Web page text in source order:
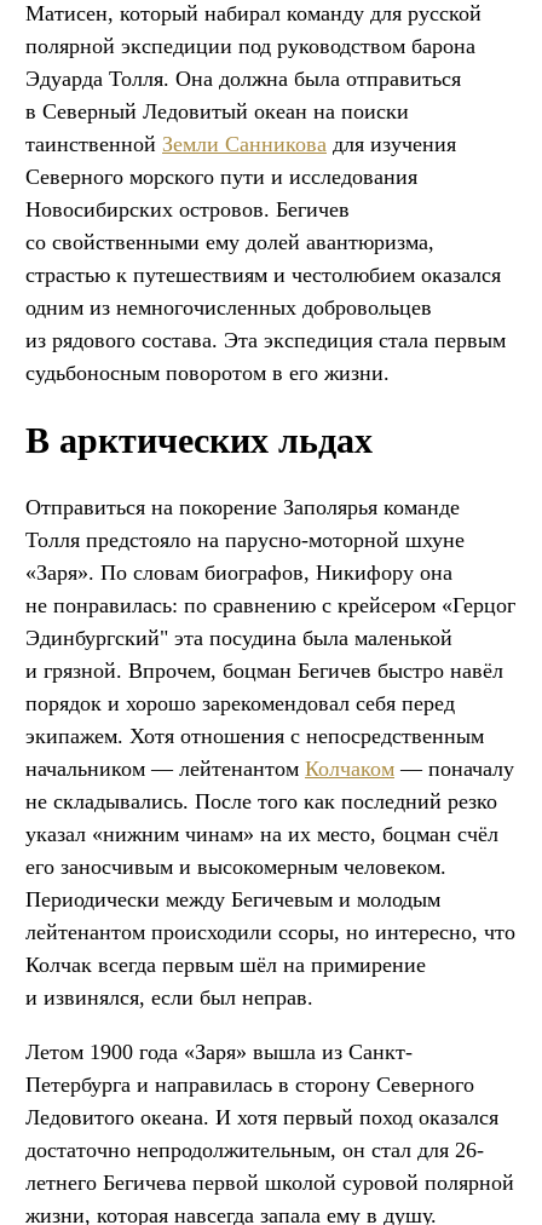
Матисен, который набирал команду для русской
полярной экспедиции под руководством барона
Эдуарда Толля. Она должна была отправиться
в Северный Ледовитый океан на поиски
таинственной Земли Санникова для изучения
Северного морского пути и исследования
Новосибирских островов. Бегичев
со свойственными ему долей авантюризма,
страстью к путешествиям и честолюбием оказался
одним из немногочисленных добровольцев
из рядового состава. Эта экспедиция стала первым
судьбоносным поворотом в его жизни.
В арктических льдах
Отправиться на покорение Заполярья команде
Толля предстояло на парусно-моторной шхуне
«Заря». По словам биографов, Никифору она
не понравилась: по сравнению с крейсером «Герцог
Эдинбургский" эта посудина была маленькой
и грязной. Впрочем, боцман Бегичев быстро навёл
порядок и хорошо зарекомендовал себя перед
экипажем. Хотя отношения с непосредственным
начальником — лейтенантом Колчаком — поначалу
не складывались. После того как последний резко
указал «нижним чинам» на их место, боцман счёл
его заносчивым и высокомерным человеком.
Периодически между Бегичевым и молодым
лейтенантом происходили ссоры, но интересно, что
Колчак всегда первым шёл на примирение
и извинялся, если был неправ.
Летом 1900 года «Заря» вышла из Санкт-
Петербурга и направилась в сторону Северного
Ледовитого океана. И хотя первый поход оказался
достаточно непродолжительным, он стал для 26-
летнего Бегичева первой школой суровой полярной
жизни, которая навсегда запала ему в душу.